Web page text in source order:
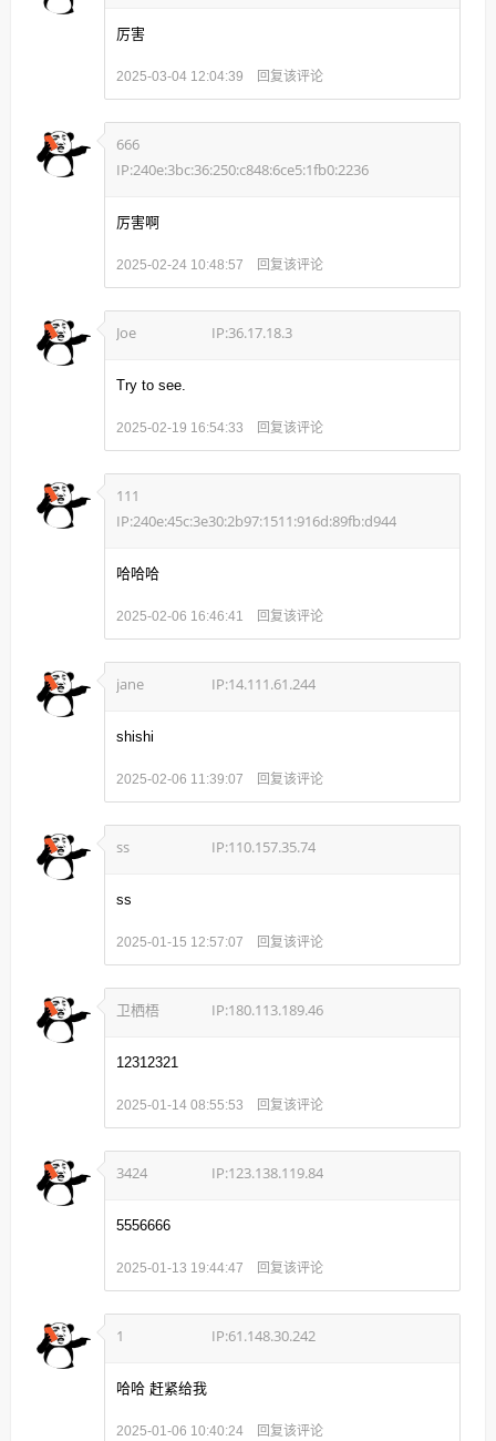
厉害
2025-03-04 12:04:39 回复该评论
666
IP:240e:3bc:36:250:c848:6ce5:1fb0:2236
厉害啊
2025-02-24 10:48:57 回复该评论
Joe IP:36.17.18.3
Try to see.
2025-02-19 16:54:33 回复该评论
111
IP:240e:45c:3e30:2b97:1511:916d:89fb:d944
哈哈哈
2025-02-06 16:46:41 回复该评论
jane IP:14.111.61.244
shishi
2025-02-06 11:39:07 回复该评论
ss IP:110.157.35.74
ss
2025-01-15 12:57:07 回复该评论
卫栖梧 IP:180.113.189.46
12312321
2025-01-14 08:55:53 回复该评论
3424 IP:123.138.119.84
5556666
2025-01-13 19:44:47 回复该评论
1 IP:61.148.30.242
哈哈 赶紧给我
2025-01-06 10:40:24 回复该评论